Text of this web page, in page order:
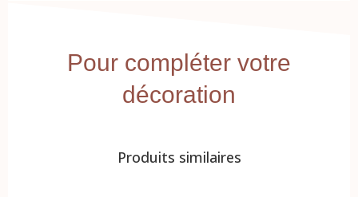
Pour compléter votre
décoration
Produits similaires